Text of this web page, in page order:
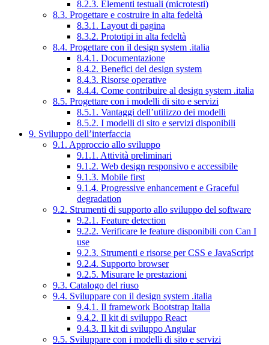
8.2.3. Elementi testuali (microtesti)
8.3. Progettare e costruire in alta fedeltà
8.3.1. Layout di pagina
8.3.2. Prototipi in alta fedeltà
8.4. Progettare con il design system .italia
8.4.1. Documentazione
8.4.2. Benefici del design system
8.4.3. Risorse operative
8.4.4. Come contribuire al design system .italia
8.5. Progettare con i modelli di sito e servizi
8.5.1. Vantaggi dell’utilizzo dei modelli
8.5.2. I modelli di sito e servizi disponibili
9. Sviluppo dell’interfaccia
9.1. Approccio allo sviluppo
9.1.1. Attività preliminari
9.1.2. Web design responsivo e accessibile
9.1.3. Mobile first
9.1.4. Progressive enhancement e Graceful
degradation
9.2. Strumenti di supporto allo sviluppo del software
9.2.1. Feature detection
9.2.2. Verificare le feature disponibili con Can I
use
9.2.3. Strumenti e risorse per CSS e JavaScript
9.2.4. Supporto browser
9.2.5. Misurare le prestazioni
9.3. Catalogo del riuso
9.4. Sviluppare con il design system .italia
9.4.1. Il framework Bootstrap Italia
9.4.2. Il kit di sviluppo React
9.4.3. Il kit di sviluppo Angular
9.5. Sviluppare con i modelli di sito e servizi